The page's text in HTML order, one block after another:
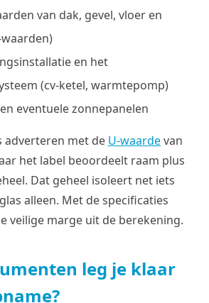
van dak, gevel, vloer en
en het
(cv-ketel, warmtepomp)
eventuele zonnepanelen
adverteren met de U-waardevan
het label beoordeelt raam plus
Dat geheel isoleert net iets
alleen. Met de specificaties
veilige marge uit de berekening.
leg je klaar